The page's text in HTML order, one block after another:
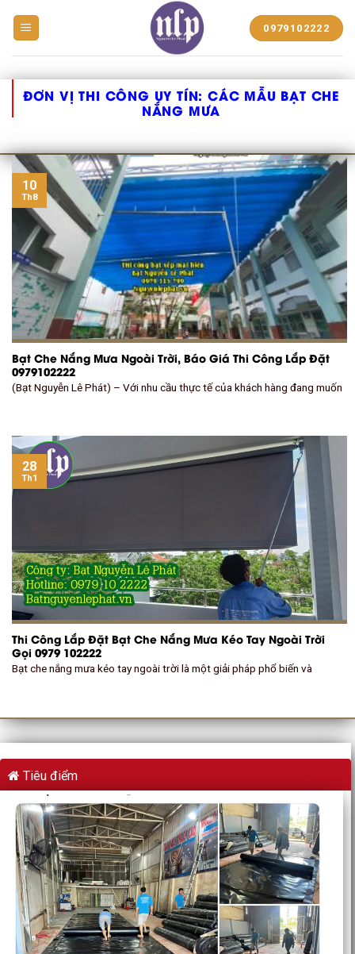
NHỰA
PHÁT
0979102222
ĐƠN VỊ THI CÔNG UY TÍN:CÁC MẪU BẠT CHE
NẮNG MƯA
Bạt Che Nắng Mưa Ngoài Trời, Báo Giá Thi Công Lắp Đặt
0979102222
(Bạt Nguyễn Lê Phát) – Với nhu cầu thực tế của khách hàng đang muốn
10
Th8
Thi Công Lắp Đặt Bạt Che Nắng Mưa Kéo Tay Ngoài Trời
Gọi 0979 102222
Bạt che nắng mưa kéo tay ngoài trời là một giải pháp phổ biến và
28
Th1
Tiêu điểm